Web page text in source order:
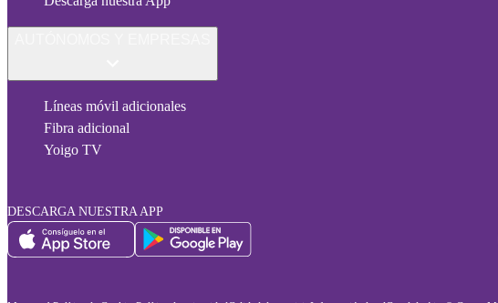
Líneas móvil adicionales
Fibra adicional
Yoigo TV
DESCARGA NUESTRA APP